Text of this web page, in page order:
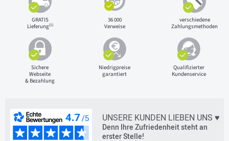
GRATIS
Lieferung(1)
36 000
Verweise
verschiedene
Zahlungsmethoden
Sichere
Webseite
& Bezahlung
Niedrigpreise
garantiert
Qualifizierter
Kundenservice
UNSERE KUNDEN LIEBEN UNS ♥
Denn Ihre Zufriedenheit steht an
erster Stelle!